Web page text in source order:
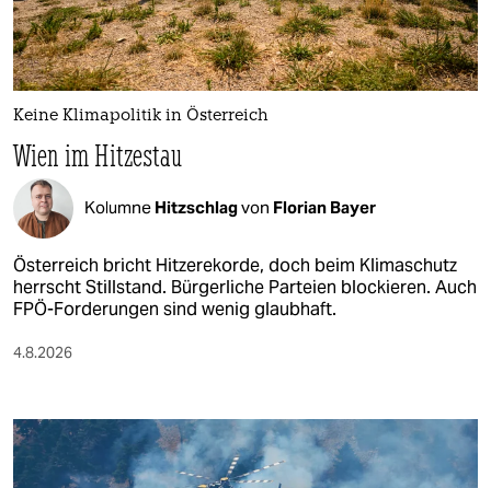
Keine Klimapolitik in Österreich
Wien im Hitzestau
Kolumne Hitzschlagvon Florian Bayer
Österreich bricht Hitzerekorde, doch beim Klimaschutz
herrscht Stillstand. Bürgerliche Parteien blockieren. Auch
FPÖ-Forderungen sind wenig glaubhaft.
4.8.2026